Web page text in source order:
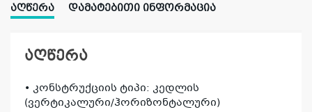
ᲐᲦᲬᲔᲠᲐ ᲓᲐᲛᲐᲢᲔᲑᲘᲗᲘ ᲘᲜᲤᲝᲠᲛᲐᲪᲘᲐ
აღწერა
• კონსტრუქციის ტიპი: კედლის
(ვერტიკალური/ჰორიზონტალური)